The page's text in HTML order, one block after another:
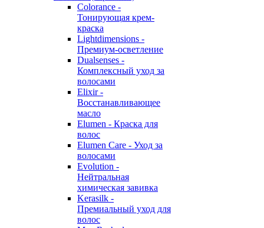
Colorance -
Тонирующая крем-
краска
Lightdimensions -
Премиум-осветление
Dualsenses -
Комплексный уход за
волосами
Elixir -
Восстанавливающее
масло
Elumen - Краска для
волос
Elumen Care - Уход за
волосами
Evolution -
Нейтральная
химическая завивка
Kerasilk -
Премиальный уход для
волос